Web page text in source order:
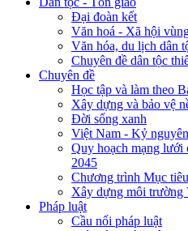
Đại đoàn kết
Văn hoá - Xã hội
Văn hóa, du lịch dân
Chuyên đề dân tộc
Chuyên đề
Học tập và làm theo
Xây dựng và bảo vệ
Đời sống xanh
Việt Nam - Kỷ
Quy hoạch mạng
2045
Chương trình Mục
Xây dựng môi trường
Pháp luật
Cầu nối pháp luật